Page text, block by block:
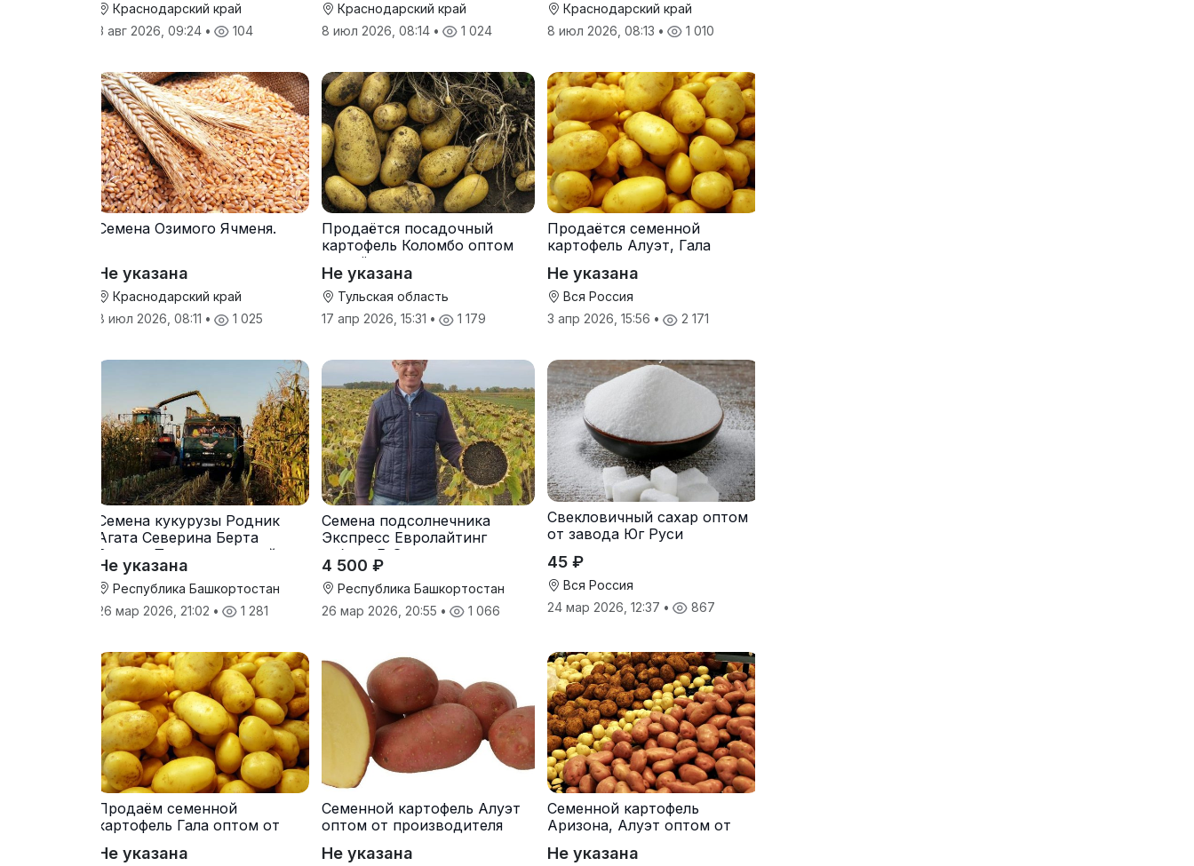
Краснодарский край
3 авг 2026, 09:24 • 104
Краснодарский край
8 июл 2026, 08:14 • 1 024
Краснодарский край
8 июл 2026, 08:13 • 1 010
Семена Озимого Ячменя.
Не указана
Краснодарский край
8 июл 2026, 08:11 • 1 025
Продаётся посадочный
картофель Коломбо оптом
от трёх тонн
Не указана
Тульская область
17 апр 2026, 15:31 • 1 179
Продаётся семенной
картофель Алуэт, Гала
Не указана
Вся Россия
3 апр 2026, 15:56 • 2 171
Семена кукурузы Родник
Агата Северина Берта
Вилора Прохладненский
Дарина Росс Машук
Катерина
Не указана
Республика Башкортостан
26 мар 2026, 21:02 • 1 281
Семена подсолнечника
Экспресс Евролайтинг
гибрид F-G+
4 500 ₽
Республика Башкортостан
26 мар 2026, 20:55 • 1 066
Свекловичный сахар оптом
от завода Юг Руси
45 ₽
Вся Россия
24 мар 2026, 12:37 • 867
Продаём семенной
картофель Гала оптом от
Не указана
Семенной картофель Алуэт
оптом от производителя
Не указана
Семенной картофель
Аризона, Алуэт оптом от
Не указана